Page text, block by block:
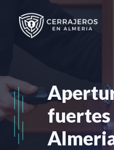
contenido
fuertes